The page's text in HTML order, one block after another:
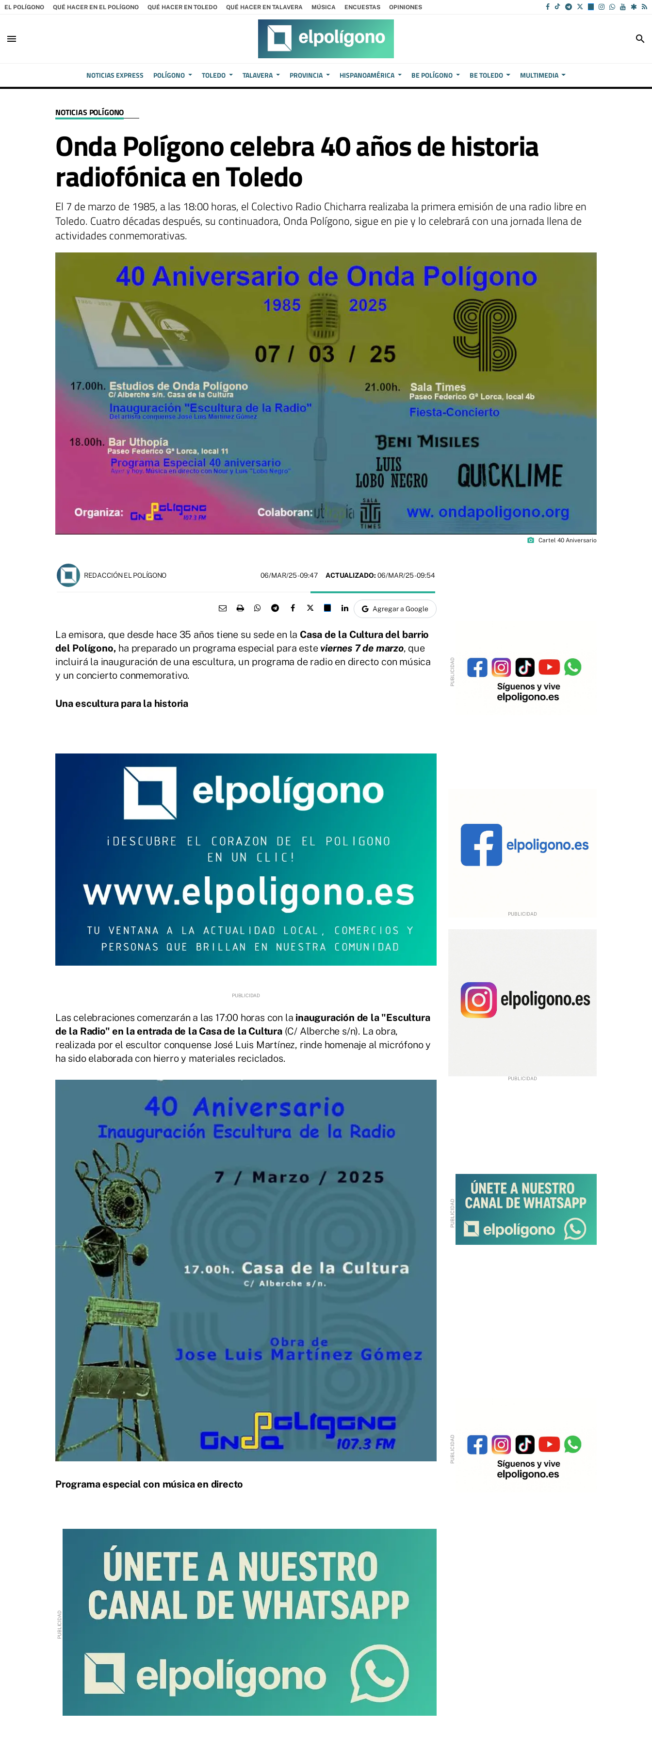
EL POLÍGONO QUÉ HACER EN EL POLÍGONO QUÉ HACER EN TOLEDO QUÉ HACER EN TALAVERA MÚSICA ENCUESTAS OPINIONES
menu search
NOTICIAS EXPRESS POLÍGONO TOLEDO TALAVERA PROVINCIA HISPANOAMÉRICA BE POLÍGONO BE TOLEDO MULTIMEDIA
NOTICIAS POLÍGONO
Onda Polígono celebra 40 años de historia
radiofónica en Toledo
El 7 de marzo de 1985, a las 18:00 horas, el Colectivo Radio Chicharra realizaba la primera emisión de una radio libre en
Toledo. Cuatro décadas después, su continuadora, Onda Polígono, sigue en pie y lo celebrará con una jornada llena de
actividades conmemorativas.
photo_camera Cartel 40 Aniversario
REDACCIÓN EL POLÍGONO 06/MAR/25- 09:47 ACTUALIZADO: 06/MAR/25 - 09:54
Agregar a Google
La emisora, que desde hace 35 años tiene su sede en la Casa de la Cultura del barrio
del Polígono, ha preparado un programa especial para este viernes 7 de marzo, que
incluirá la inauguración de una escultura, un programa de radio en directo con música
y un concierto conmemorativo.
Una escultura para la historia
Las celebraciones comenzarán a las 17:00 horas con la inauguración de la "Escultura
de la Radio" en la entrada de la Casa de la Cultura (C/ Alberche s/n). La obra,
realizada por el escultor conquense José Luis Martínez, rinde homenaje al micrófono y
ha sido elaborada con hierro y materiales reciclados.
Programa especial con música en directo